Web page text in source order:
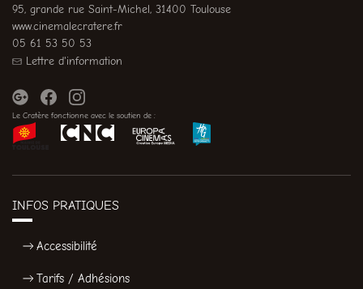
95, grande rue Saint-Michel, 31400 Toulouse
www.cinemalecratere.fr
05 61 53 50 53
Lettre d'information
Le Cratère fonctionne avec le soutien de :
INFOS PRATIQUES
Accessibilité
Tarifs / Adhésions